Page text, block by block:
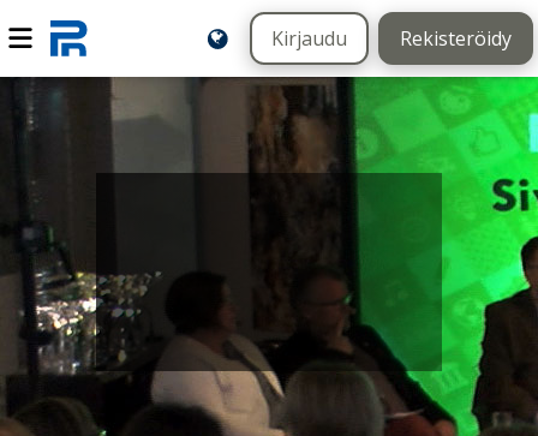
Kirjaudu Rekisteröidy